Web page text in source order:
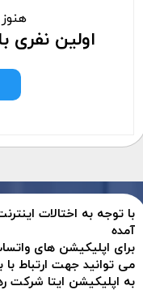
اولین نفری
با توجه به اختالات
آمده
برای اپلیکیشن های
می توانید جهت ارتباط
به اپلیکیشن ایتا شرکت